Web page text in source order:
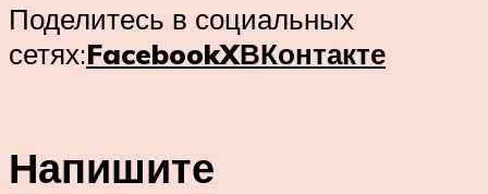
Поделитесь в социальных
сетях:FacebookXВКонтакте
Напишите